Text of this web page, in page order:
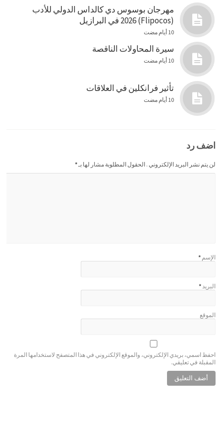
مهرجان بوسوس دي كالداس الدولي للأدب
(Flipocos) 2026 في البرازيل
10 أيام مضت
سيرة المحاولات الناقصة
10 أيام مضت
تأثير فرانكلين في العلاقات
10 أيام مضت
اضف رد
لن يتم نشر البريد الإلكتروني . الحقول المطلوبة مشار لها بـ*
الإسم *
البريد*
الموقع
احفظ اسمي، بريدي الإلكتروني، والموقع الإلكتروني في هذا المتصفح لاستخدامها المرة
المقبلة في تعليقي.